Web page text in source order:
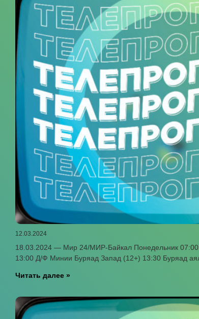
12.03.2024
18.03.2024 — Мир 24/МИР-Байкал Понедельник
13:00 Д/Ф Минии Буряад Запад (12+) 13:30 Буряад
Читать далее »